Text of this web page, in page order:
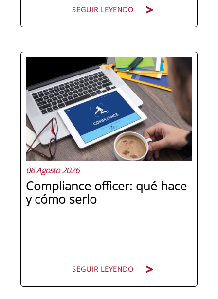
SEGUIR LEYENDO
Hay personas que ocupan puestos de
dirección y hay personas que lideran.
La diferencia no está en el cargo ni en
la antigüedad, sino en un conjunto de
competencias que se pueden
aprender, practicar y medir. Si te
preguntas qué separa a un directivo...
06 Agosto 2026
Compliance officer: qué hace
y cómo serlo
SEGUIR LEYENDO